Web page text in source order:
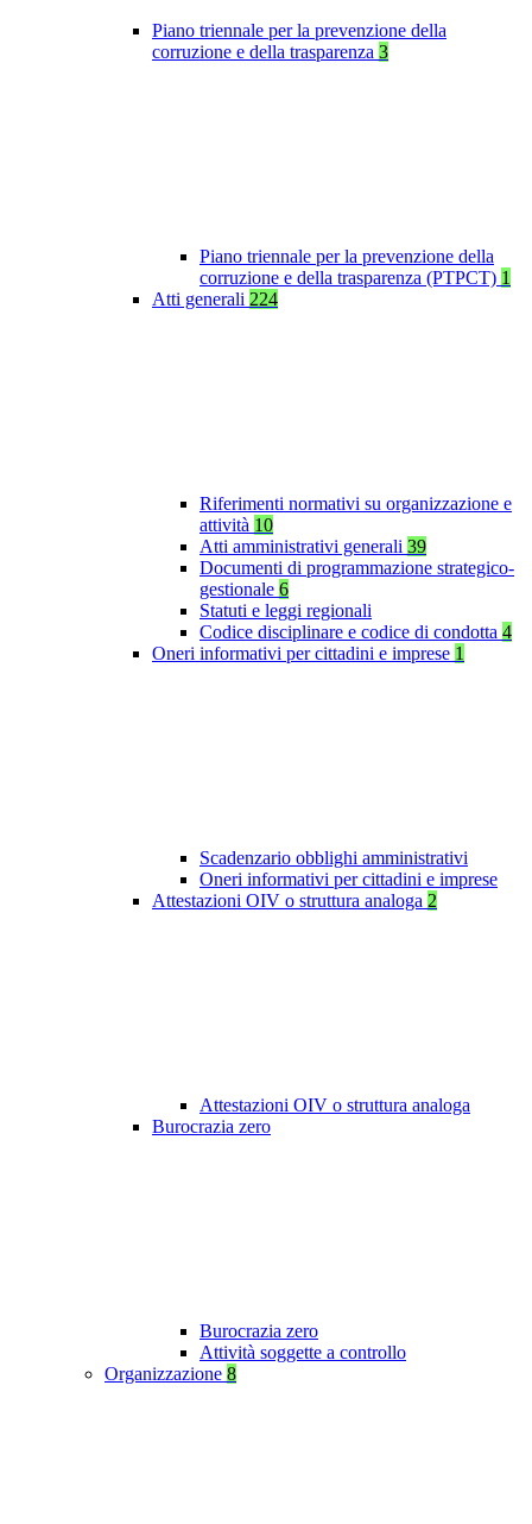
Piano triennale per la prevenzione della
corruzione e della trasparenza 3
Piano triennale per la prevenzione della
corruzione e della trasparenza (PTPCT) 1
Atti generali 224
Riferimenti normativi su organizzazione e
attività 10
Atti amministrativi generali 39
Documenti di programmazione strategico-
gestionale 6
Statuti e leggi regionali
Codice disciplinare e codice di condotta 4
Oneri informativi per cittadini e imprese 1
Scadenzario obblighi amministrativi
Oneri informativi per cittadini e imprese
Attestazioni OIV o struttura analoga 2
Attestazioni OIV o struttura analoga
Burocrazia zero
Burocrazia zero
Attività soggette a controllo
Organizzazione 8